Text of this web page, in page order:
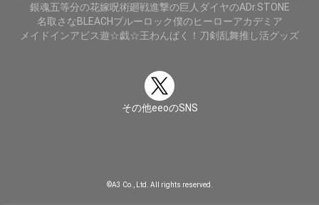
銀魂五等分の花嫁呪術廻戦進撃の巨人 ダイヤのADr.STONE
名取さなBLEACHブルーロック僕のヒーローアカデミア
メイドインアビス遊☆戯☆王わんぱく！刀剣乱舞推し活グッズ
その他eeoのSNS
©A3 Co., Ltd. All rights reserved.